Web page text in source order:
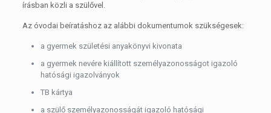
írásban közli a szülővel.
Az óvodai beíratáshoz az alábbi dokumentumok szükségesek:
a gyermek születési anyakönyvi kivonata
a gyermek nevére kiállított személyazonosságot igazoló
hatósági igazolványok
TB kártya
a szülő személyazonosságát igazoló hatósági